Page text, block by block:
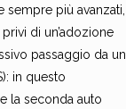
più avanzati,
di un’adozione
passaggio da un
in questo
la seconda auto